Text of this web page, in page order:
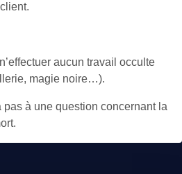
aucun travail occulte
magie noire…).
pas à une question concernant la